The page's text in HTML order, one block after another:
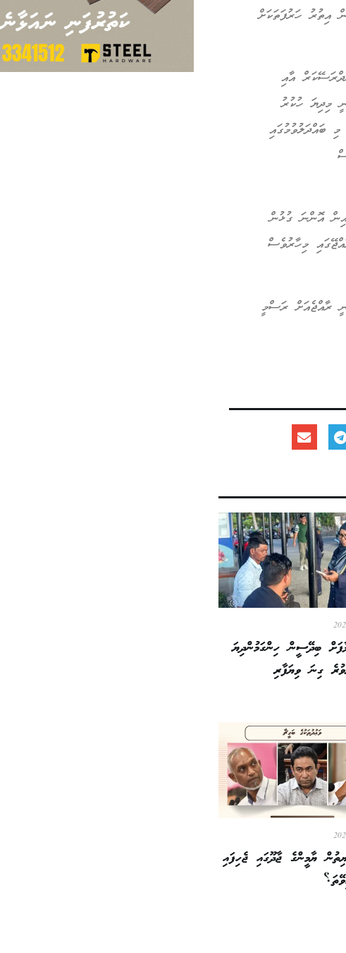
އިތުރު ހަރުފަތަކަށް
އާއި
މިދިޔަ ހުކުރު
ބައްދަލުވުމުގައި
އޮންނަ ގުޅުން
މިހާރުވެސް
ރާއްޖެއަށް ރަސްމީ
ބިދޭސީން ހިންގަމުންދިޔަ
ޔާމީންގެ ޖާދޫގައި ޖެހިފައި